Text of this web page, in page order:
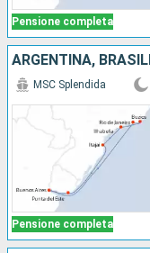
Pensione completa
ARGENTINA,
Pensione completa
MSC Splendida